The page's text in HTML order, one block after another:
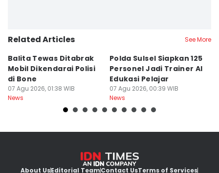
Related Articles See More
Balita Tewas Ditabrak
Mobil Dikendarai Polisi
di Bone
07 Agu 2026, 01:38 WIB
News
Polda Sulsel Siapkan 125
Personel Jadi Trainer AI
Edukasi Pelajar
07 Agu 2026, 00:39 WIB
News
About UsEditorial TeamContact UsTerms of Services